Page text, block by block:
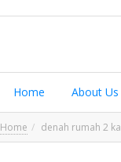
Home About Us
Home denah rumah 2